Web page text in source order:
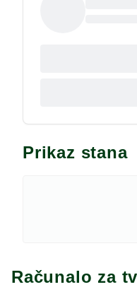
Prikaz stana
Računalo za